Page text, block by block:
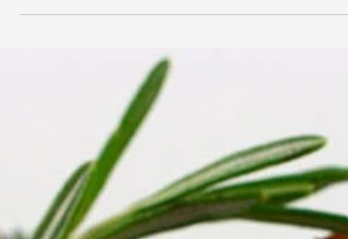
Polpo grigliato con purea
di broccoli
Ricetta per 4 persone • Preparazione 5 - 10
min. • Cottura 10 - 15 min. circa Ingredienti:​ 1
Kg di Polpo 1 patata grande 300 grammi di...